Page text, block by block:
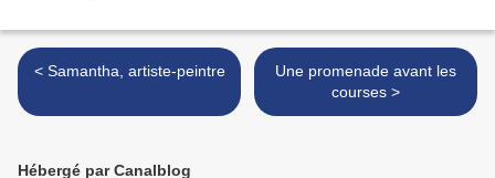
< Samantha, artiste-peintre
Une promenade avant les
courses >
Hébergé par Canalblog